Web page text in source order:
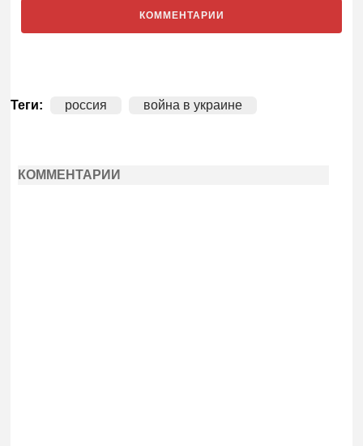
КОММЕНТАРИИ
Теги: россия война в украине
КОММЕНТАРИИ